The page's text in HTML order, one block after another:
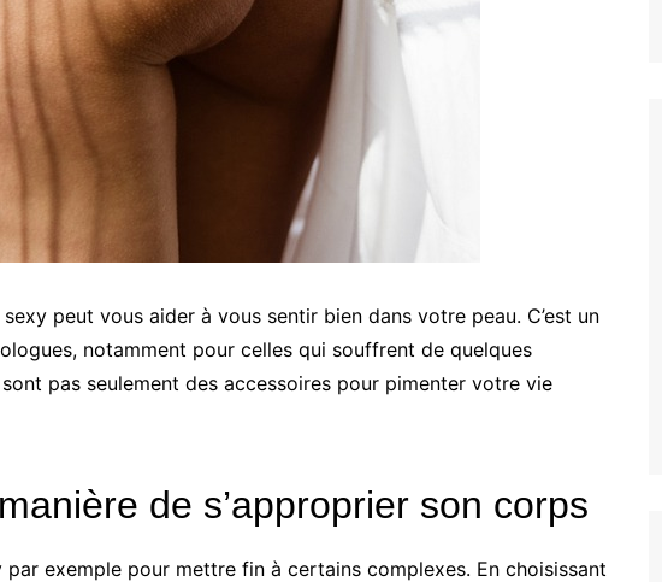
peut vous aider à vous sentir bien dans votre peau. C’est un
notamment pour celles qui souffrent de quelques
pas seulement des accessoires pour pimenter votre vie
de s’approprier son corps
par exemple pour mettre fin à certains complexes. En choisissant